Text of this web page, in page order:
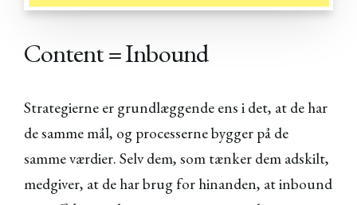
Content = Inbound
Strategierne er grundlæggende ens i det, at de har
de samme mål, og processerne bygger på de
samme værdier. Selv dem, som tænker dem adskilt,
medgiver, at de har brug for hinanden, at inbound